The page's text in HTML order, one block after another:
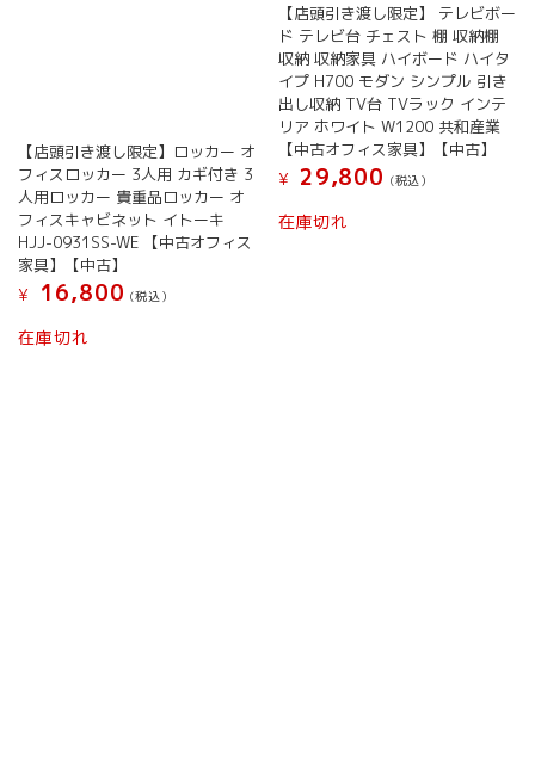
【店頭引き渡し限定】ロッカー オ
フィスロッカー 3人用 カギ付き 3
人用ロッカー 貴重品ロッカー オ
フィスキャビネット イトーキ
HJJ-0931SS-WE 【中古オフィス
家具】【中古】
¥
16,800 (税込）
在庫切れ
【店頭引き渡し限定】 テレビボー
ド テレビ台 チェスト 棚 収納棚
収納 収納家具 ハイボード ハイタ
イプ H700 モダン シンプル 引き
出し収納 TV台 TVラック インテ
リア ホワイト W1200 共和産業
【中古オフィス家具】【中古】
¥ 29,800 (税込）
在庫切れ